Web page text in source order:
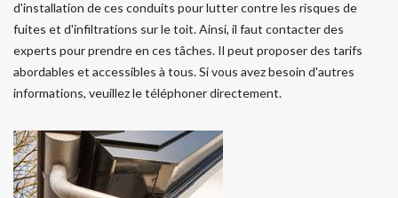
d'installation de ces conduits pour lutter contre les risques de
fuites et d'infiltrations sur le toit. Ainsi, il faut contacter des
experts pour prendre en ces tâches. Il peut proposer des tarifs
abordables et accessibles à tous. Si vous avez besoin d'autres
informations, veuillez le téléphoner directement.